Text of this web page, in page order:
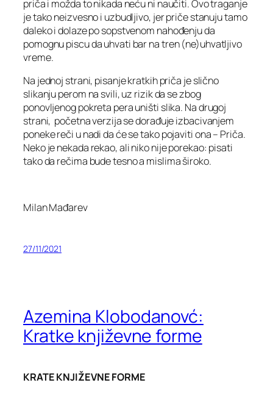
priča i možda to nikada neću ni naučiti. Ovo traganje
je tako neizvesno i uzbudljivo, jer priče stanuju tamo
daleko i dolaze po sopstvenom nahođenju da
pomognu piscu da uhvati bar na tren (ne)uhvatljivo
vreme.
Na jednoj strani, pisanje kratkih priča je slično
slikanju perom na svili, uz rizik da se zbog
ponovljenog pokreta pera uništi slika. Na drugoj
strani, početna verzija se dorađuje izbacivanjem
poneke reči u nadi da će se tako pojaviti ona – Priča.
Neko je nekada rekao, ali niko nije porekao: pisati
tako da rečima bude tesno a mislima široko.
Milan Mađarev
27/11/2021
Azemina Klobodanovć:
Kratke književne forme
KRATE KNJIŽEVNE FORME